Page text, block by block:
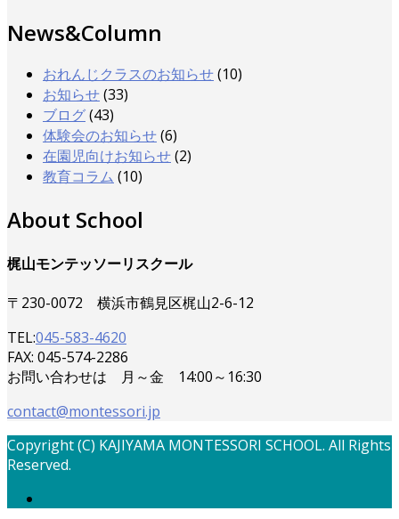
News&Column
おれんじクラスのお知らせ(10)
お知らせ(33)
ブログ(43)
体験会のお知らせ(6)
在園児向けお知らせ(2)
教育コラム (10)
About School
梶山モンテッソーリスクール
〒230-0072 横浜市鶴見区梶山2-6-12
TEL:045-583-4620
FAX: 045-574-2286
お問い合わせは 月～金 14:00～16:30
contact@montessori.jp
Copyright (C) KAJIYAMA MONTESSORI SCHOOL. All Rights
Reserved.